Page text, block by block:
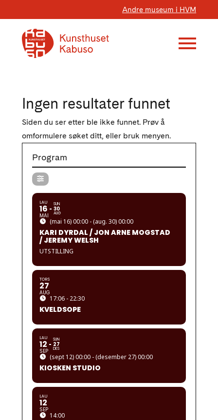
Andre museum i HVM
Ingen resultater funnet
Siden du ser etter ble ikke funnet. Prøv å
omformulere søket ditt, eller bruk menyen.
Program
LAU
16
MAI
SUN
30
AUG
(mai 16) 00:00 - (aug. 30) 00:00
KARI DYRDAL / JON ARNE MOGSTAD
/ JEREMY WELSH
UTSTILLING
TORS
27
AUG
17:06 - 22:30
KVELDSOPE
LAU
12
SEP
SUN
27
DES
(sept 12) 00:00 - (desember 27) 00:00
KIOSKEN STUDIO
LAU
12
SEP
14:00